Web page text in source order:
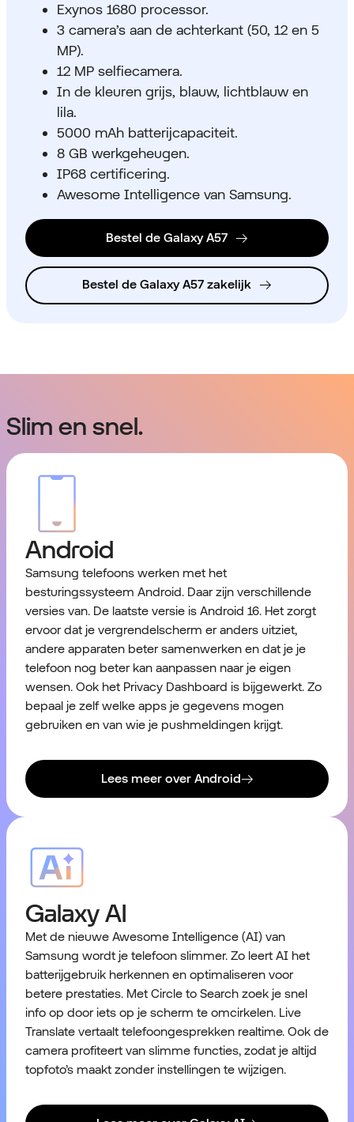
Exynos 1680 processor.
3 camera’s aan de achterkant (50, 12 en 5
MP).
12 MP selfiecamera.
In de kleuren grijs, blauw, lichtblauw en
lila.
5000 mAh batterijcapaciteit.
8 GB werkgeheugen.
IP68 certificering.
Awesome Intelligence van Samsung.
Bestel de Galaxy A57
Bestel de Galaxy A57 zakelijk
Slim en snel.
Android
Samsung telefoons werken met het
besturingssysteem Android. Daar zijn verschillende
versies van. De laatste versie is Android 16. Het zorgt
ervoor dat je vergrendelscherm er anders uitziet,
andere apparaten beter samenwerken en dat je je
telefoon nog beter kan aanpassen naar je eigen
wensen. Ook het Privacy Dashboard is bijgewerkt. Zo
bepaal je zelf welke apps je gegevens mogen
gebruiken en van wie je pushmeldingen krijgt.
Lees meer over Android
Galaxy AI
Met de nieuwe Awesome Intelligence (AI) van
Samsung wordt je telefoon slimmer. Zo leert AI het
batterijgebruik herkennen en optimaliseren voor
betere prestaties. Met Circle to Search zoek je snel
info op door iets op je scherm te omcirkelen. Live
Translate vertaalt telefoongesprekken realtime. Ook de
camera profiteert van slimme functies, zodat je altijd
topfoto’s maakt zonder instellingen te wijzigen.